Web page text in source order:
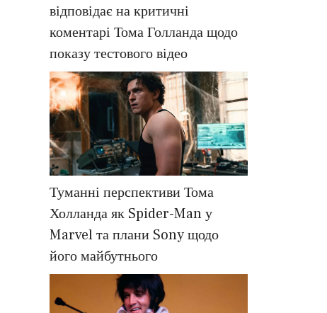
відповідає на критичні
коментарі Тома Голланда щодо
показу тестового відео
Туманні перспективи Тома
Холланда як Spider-Man у
Marvel та плани Sony щодо
його майбутнього